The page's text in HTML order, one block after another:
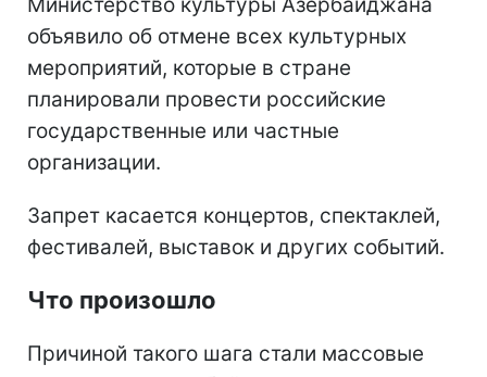
объявило об отмене всех культурных
мероприятий, которые в стране
планировали провести российские
государственные или частные
организации.
Запрет касается концертов, спектаклей,
фестивалей, выставок и других событий.
Что произошло
Причиной такого шага стали массовые